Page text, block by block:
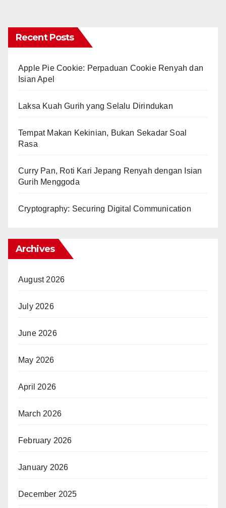
Recent Posts
Apple Pie Cookie: Perpaduan Cookie Renyah dan
Isian Apel
Laksa Kuah Gurih yang Selalu Dirindukan
Tempat Makan Kekinian, Bukan Sekadar Soal
Rasa
Curry Pan, Roti Kari Jepang Renyah dengan Isian
Gurih Menggoda
Cryptography: Securing Digital Communication
Archives
August 2026
July 2026
June 2026
May 2026
April 2026
March 2026
February 2026
January 2026
December 2025